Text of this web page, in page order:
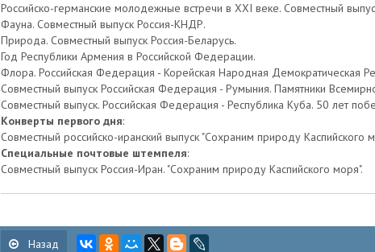
Российско-германские молодежные встречи в ХХI веке. Совместный
Фауна. Совместный выпуск Россия-КНДР.
Природа. Совместный выпуск Россия-Беларусь.
Год Республики Армения в Российской Федерации.
Флора. Российская Федерация - Корейская Народная Демократическая
Совместный выпуск Российская Федерация - Румыния. Памятники
Совместный выпуск. Российская Федерация - Республика Куба. 50 лет
Конверты первого дня:
Совместный российско-иранский выпуск "Сохраним природу Каспийского
Специальные почтовые штемпеля:
Совместный выпуск Россия-Иран. "Сохраним природу Каспийского моря".
Назад